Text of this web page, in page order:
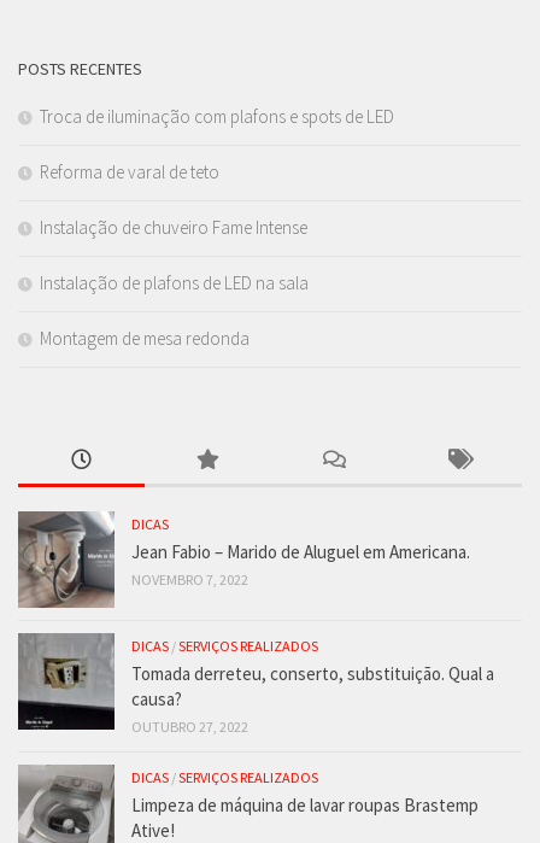
POSTS RECENTES
Troca de iluminação com plafons e spots de LED
Reforma de varal de teto
Instalação de chuveiro Fame Intense
Instalação de plafons de LED na sala
Montagem de mesa redonda
DICAS
Jean Fabio – Marido de Aluguel em Americana.
NOVEMBRO 7, 2022
DICAS /SERVIÇOS REALIZADOS
Tomada derreteu, conserto, substituição. Qual a
causa?
OUTUBRO 27, 2022
DICAS /SERVIÇOS REALIZADOS
Limpeza de máquina de lavar roupas Brastemp
Ative!